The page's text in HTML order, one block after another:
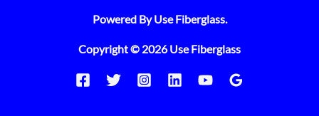
Powered By Use Fiberglass.
Copyright © 2026 Use Fiberglass